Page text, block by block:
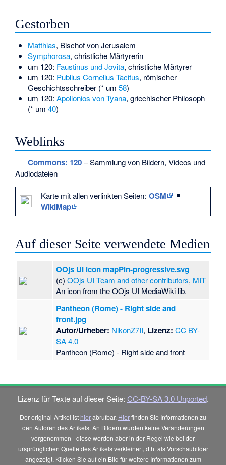
Gestorben
Matthias, Bischof von Jerusalem
Symphorosa, christliche Märtyrerin
um 120: Faustinus und Jovita, christliche Märtyrer
um 120: Publius Cornelius Tacitus, römischer
Geschichtsschreiber (* um 58)
um 120: Apollonios von Tyana, griechischer Philosoph
(* um 40)
Weblinks
Commons: 120– Sammlung von Bildern, Videos und
Audiodateien
Karte mit allen verlinkten Seiten: OSM
WikiMap
Auf dieser Seite verwendete Medien
OOjs UI icon mapPin-progressive.svg
(c)OOjs UI Team and other contributors, MIT
An icon from the OOjs UI MediaWiki lib.
Pantheon (Rome) - Right side and
front.jpg
Autor/Urheber: NikonZ7II, Lizenz: CC BY-
SA 4.0
Pantheon (Rome) - Right side and front
Lizenz für Texte auf dieser Seite: CC-BY-SA 3.0 Unported.
Der original-Artikel ist hierabrufbar. Hierfinden Sie Informationen zu
den Autoren des Artikels. An Bildern wurden keine Veränderungen
vorgenommen - diese werden aber in der Regel wie bei der
ursprünglichen Quelle des Artikels verkleinert, d.h. als Vorschaubilder
angezeigt. Klicken Sie auf ein Bild für weitere Informationen zum